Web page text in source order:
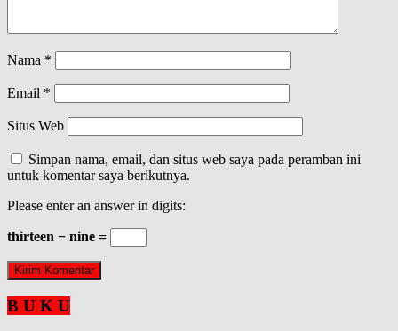
Nama *
Email *
Situs Web
Simpan nama, email, dan situs web saya pada peramban ini
untuk komentar saya berikutnya.
Please enter an answer in digits:
thirteen − nine =
B U K U